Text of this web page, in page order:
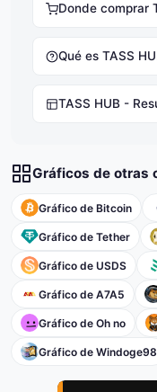
Donde comprar
Qué es TASS
TASS HUB -
Gráficos de otras
Gráfico de Bitcoin
Gráfico de Tether
Gráfico de USDS
Gráfico de A7A5
Gráfico de Oh no
Gráfico de Windoge98